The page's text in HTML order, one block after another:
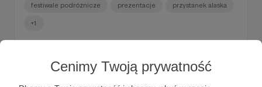
Cenimy Twoją prywatność
festiwale podróżnicze prezentacje przystanek alaska
+1